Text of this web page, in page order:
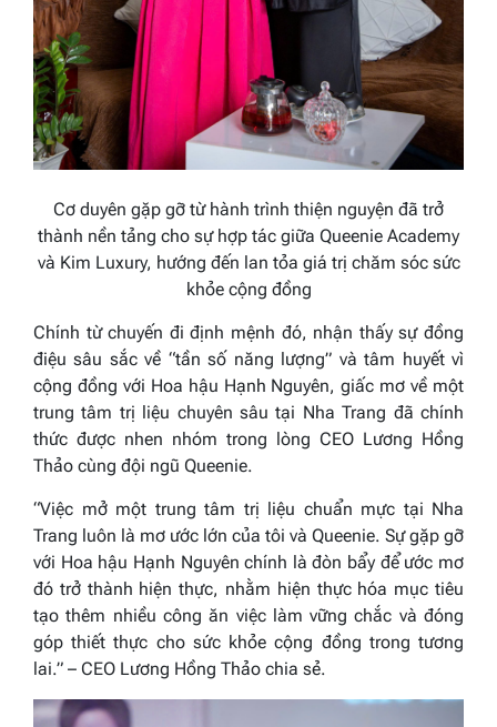
Cơ duyên gặp gỡ từ hành trình thiện nguyện đã trở
thành nền tảng cho sự hợp tác giữa Queenie Academy
và Kim Luxury, hướng đến lan tỏa giá trị chăm sóc sức
khỏe cộng đồng
Chính từ chuyến đi định mệnh đó, nhận thấy sự đồng
điệu sâu sắc về “tần số năng lượng” và tâm huyết vì
cộng đồng với Hoa hậu Hạnh Nguyên, giấc mơ về một
trung tâm trị liệu chuyên sâu tại Nha Trang đã chính
thức được nhen nhóm trong lòng CEO Lương Hồng
Thảo cùng đội ngũ Queenie.
“Việc mở một trung tâm trị liệu chuẩn mực tại Nha
Trang luôn là mơ ước lớn của tôi và Queenie. Sự gặp gỡ
với Hoa hậu Hạnh Nguyên chính là đòn bẩy để ước mơ
đó trở thành hiện thực, nhằm hiện thực hóa mục tiêu
tạo thêm nhiều công ăn việc làm vững chắc và đóng
góp thiết thực cho sức khỏe cộng đồng trong tương
lai.” – CEO Lương Hồng Thảo chia sẻ.